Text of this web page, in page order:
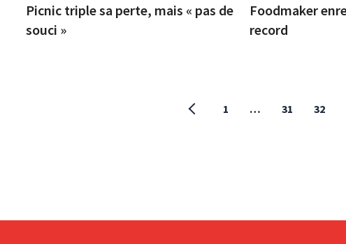
Picnic triple sa perte, mais « pas de
souci »
Foodmaker
record
1 … 31 32